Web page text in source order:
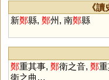
《
新鄭縣, 鄭州, 南鄭縣
鄭重其事, 鄭衛之音, 鄭
衛之曲…